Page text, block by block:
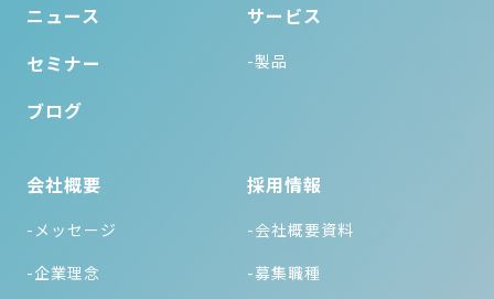
ニュース
セミナー
ブログ
サービス
-製品
会社概要
-メッセージ
-企業理念
採用情報
-会社概要資料
-募集職種